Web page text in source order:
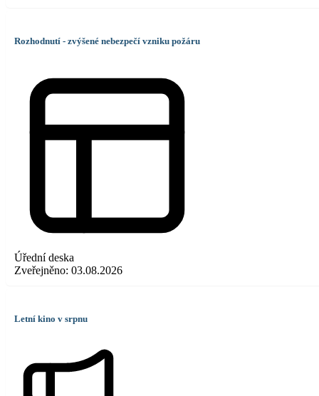
Rozhodnutí - zvýšené nebezpečí vzniku požáru
Úřední deska
Zveřejněno: 03.08.2026
Letní kino v srpnu